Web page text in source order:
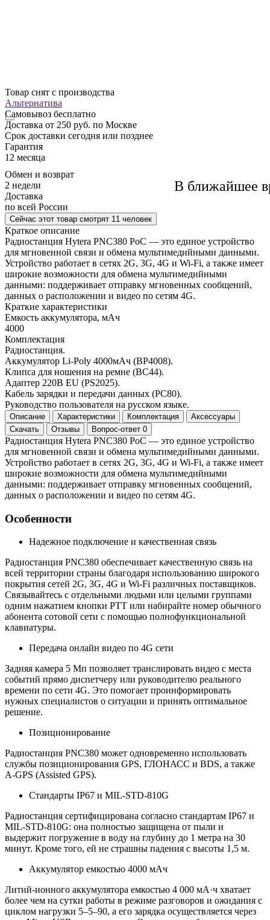
Товар снят с производства
В ближайшее
Альтернатива
Самовывоз бесплатно
Доставка от 250 руб. по Москве
Cрок доставки сегодня или позднее
Гарантия
12 месяца
Обмен и возврат
2 недели
Доставка
по всей России
Сейчас этот товар смотрят 11 человек
Краткое описание
Радиостанция Hytera PNC380 PoC — это единое устройство
для мгновенной связи и обмена мультимедийными данными.
Устройство работает в сетях 2G, 3G, 4G и Wi-Fi, а также имеет
широкие возможности для обмена мультимедийными
данными: поддерживает отправку мгновенных сообщений,
данных о расположении и видео по сетям 4G.
Краткие характеристики
Емкость аккумулятора, мАч
4000
Комплектация
Радиостанция.
Аккумулятор Li-Poly 4000мАч (BP4008).
Клипса для ношения на ремне (BC44).
Адаптер 220В EU (PS2025).
Кабель зарядки и передачи данных (PC80).
Руководство пользователя на русском языке.
Описание Характеристики Комплектация
Аксессуары
Скачать
Отзывы Вопрос-ответ 0
Радиостанция Hytera PNC380 PoC — это единое устройство
для мгновенной связи и обмена мультимедийными данными.
Устройство работает в сетях 2G, 3G, 4G и Wi-Fi, а также имеет
широкие возможности для обмена мультимедийными
данными: поддерживает отправку мгновенных сообщений,
данных о расположении и видео по сетям 4G.
Особенности
Надежное подключение и качественная связь
Радиостанция PNC380 обеспечивает качественную связь на
всей территории страны благодаря использованию широкого
покрытия сетей 2G, 3G, 4G и Wi-Fi различных поставщиков.
Связывайтесь с отдельными людьми или целыми группами
одним нажатием кнопки PTT или набирайте номер обычного
абонента сотовой сети с помощью полнофункциональной
клавиатуры.
Передача онлайн видео по 4G сети
Задняя камера 5 Мп позволяет транслировать видео с места
событий прямо диспетчеру или руководителю реального
времени по сети 4G. Это помогает проинформировать
нужных специалистов о ситуации и принять оптимальное
решение.
Позиционирование
Радиостанция PNC380 может одновременно использовать
службы позиционирования GPS, ГЛОНАСС и BDS, а также
A-GPS (Assisted GPS).
Стандарты IP67 и MIL-STD-810G
Радиостанция сертифицирована согласно стандартам IP67 и
MIL-STD-810G: она полностью защищена от пыли и
выдержит погружение в воду на глубину до 1 метра на 30
минут. Кроме того, ей не страшны падения с высоты 1,5 м.
Аккумулятор емкостью 4000 мАч
Литий-ионного аккумулятора емкостью 4 000 мА·ч хватает
более чем на сутки работы в режиме разговоров и ожидания с
циклом нагрузки 5–5–90, а его зарядка осуществляется через